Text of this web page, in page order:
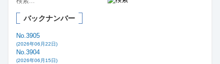
バックナンバー
No.3905
(2026年06月22日)
No.3904
(2026年06月15日)